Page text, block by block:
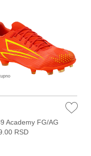
Academy FG/AG
RSD